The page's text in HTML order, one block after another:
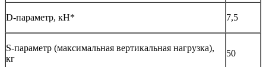
D-параметр, кН* 7,5
S-параметр (максимальная вертикальная нагрузка),
кг
50